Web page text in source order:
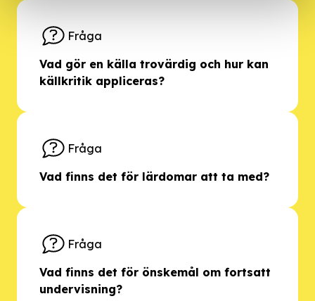
Fråga
Vad gör en källa trovärdig och hur kan
källkritik appliceras?
Fråga
Vad finns det för lärdomar att ta med?
Fråga
Vad finns det för önskemål om fortsatt
undervisning?